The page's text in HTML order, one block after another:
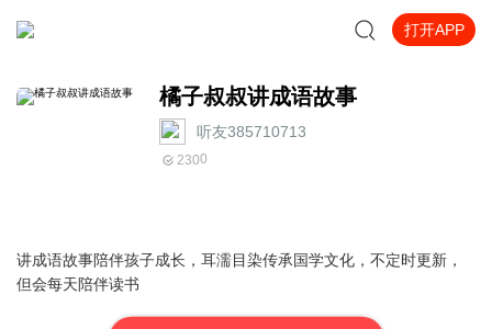
打开APP
橘子叔叔讲成语故事
听友385710713
2300
讲成语故事陪伴孩子成长，耳濡目染传承国学文化，不定时更新，
但会每天陪伴读书